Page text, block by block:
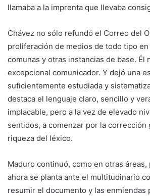
llamaba a la imprenta que llevaba
Chávez no sólo refundó el Correo del
proliferación de medios de todo tipo en
comunas y otras instancias de base. Él
excepcional comunicador. Y dejó una
suficientemente estudiada y
destaca el lenguaje claro, sencillo y
implacable, pero a la vez de elevado
sentidos, a comenzar por la corrección
riqueza del léxico.
Maduro continuó, como en otras áreas,
ahora se planta ante el multitudinario
resumir el documento y las enmiendas